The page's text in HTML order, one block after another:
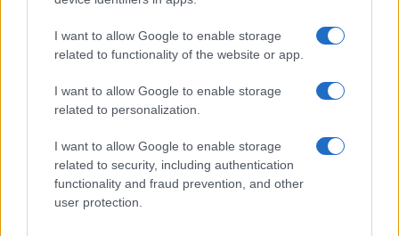
I want to allow Google to enable storage
related to functionality of the website or app.
I want to allow Google to enable storage
related to personalization.
I want to allow Google to enable storage
related to security, including authentication
functionality and fraud prevention, and other
user protection.
Migliori cliniche di estetica medicale avanzata
in Europa: classifica dei 5 centri di riferimento
Incendi, a San Pasquale arriva il Campo Base:
l’inaugurazione
Andrea Mura conquista Palau: grande
partecipazione per il suo racconto